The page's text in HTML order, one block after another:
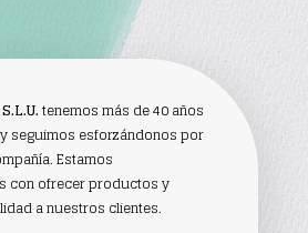
tenemos más de 40 años
seguimos esforzándonos por
Estamos
con ofrecer productos y
a nuestros clientes.